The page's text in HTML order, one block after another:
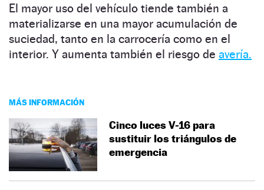
El mayor uso del vehículo tiende también a
materializarse en una mayor acumulación de
suciedad, tanto en la carrocería como en el
interior. Y aumenta también el riesgo de avería.
MÁS INFORMACIÓN
Cinco luces V-16 para
sustituir los triángulos de
emergencia